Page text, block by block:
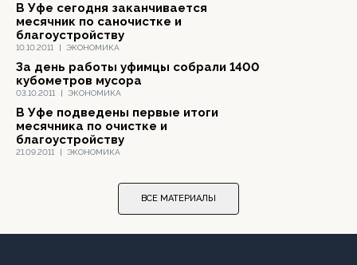
10.10.2011 | ЭКОНОМИКА
В Уфе сегодня заканчивается
месячник по саночистке и
благоустройству
03.10.2011 | ЭКОНОМИКА
За день работы уфимцы собрали 1400
кубометров мусора
21.09.2011 | ЭКОНОМИКА
В Уфе подведены первые итоги
месячника по очистке и
благоустройству
ВСЕ МАТЕРИАЛЫ